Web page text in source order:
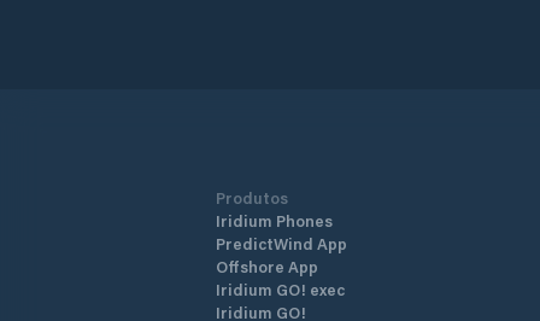
Produtos
Iridium Phones
PredictWind App
Offshore App
Iridium GO! exec
Iridium GO!